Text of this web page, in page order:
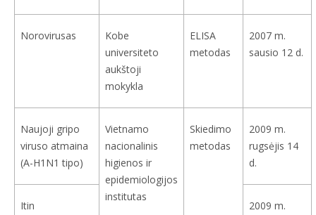
Norovirusas
Kobe
universiteto
aukštoji
mokykla
ELISA
metodas
2007 m.
sausio 12 d.
Naujoji gripo
viruso atmaina
(A-H1N1 tipo)
Vietnamo
nacionalinis
higienos ir
epidemiologijos
institutas
Skiedimo
metodas
2009 m.
rugsėjis 14
d.
Itin
2009 m.